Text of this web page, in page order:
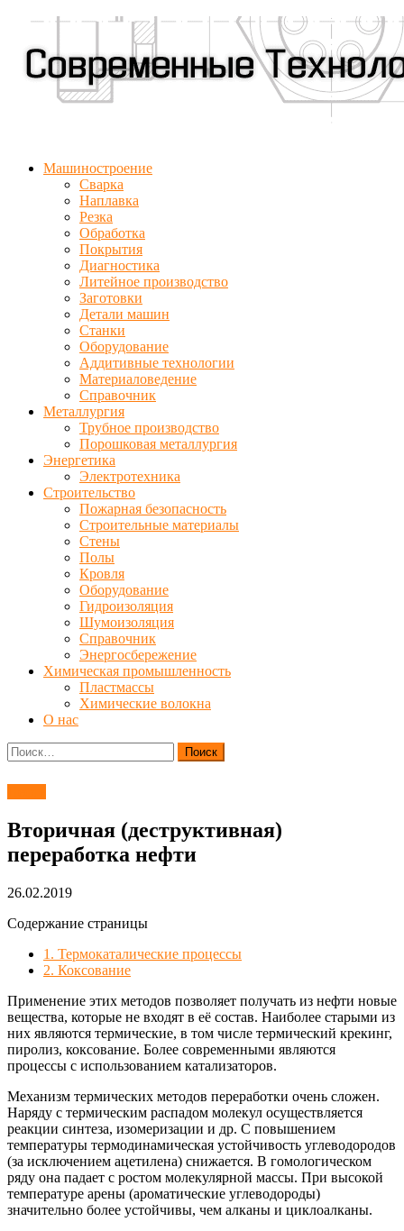
Машиностроение
Сварка
Наплавка
Резка
Обработка
Покрытия
Диагностика
Литейное производство
Заготовки
Детали машин
Станки
Оборудование
Аддитивные технологии
Материаловедение
Справочник
Металлургия
Трубное производство
Порошковая металлургия
Энергетика
Электротехника
Строительство
Пожарная безопасность
Строительные материалы
Стены
Полы
Кровля
Оборудование
Гидроизоляция
Шумоизоляция
Справочник
Энергосбережение
Химическая промышленность
Пластмассы
Химические волокна
О нас
Найти:
Вторичная (деструктивная)
переработка нефти
26.02.2019
Содержание страницы
1. Термокаталические процессы
2. Коксование
Применение этих методов позволяет получать из нефти новые
вещества, которые не входят в её состав. Наиболее старыми из
них являются термические, в том числе термический крекинг,
пиролиз, коксование. Более современными являются
процессы с использованием катализаторов.
Механизм термических методов переработки очень сложен.
Наряду с термическим распадом молекул осуществляется
реакции синтеза, изомеризации и др. С повышением
температуры термодинамическая устойчивость углеводородов
(за исключением ацетилена) снижается. В гомологическом
ряду она падает с ростом молекулярной массы. При высокой
температуре арены (ароматические углеводороды)
значительно более устойчивы, чем алканы и циклоалканы.